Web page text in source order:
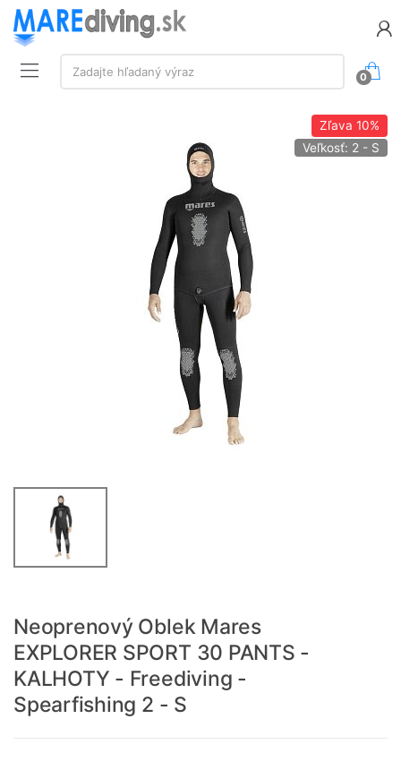
Vyhľadávanie:
Zadajte hľadaný výraz
0
Zľava 10%
Veľkosť: 2 - S
Neoprenový Oblek Mares
EXPLORER SPORT 30 PANTS -
KALHOTY - Freediving -
Spearfishing 2 - S